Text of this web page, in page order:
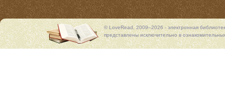
© LoveRead, 2009–2026 - электронная
представлены исключительно в